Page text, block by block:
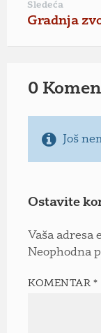
Sledeća
Gradnja
0
Još
Ostavite
Vaša adresa
Neophodna
KOMENTAR*